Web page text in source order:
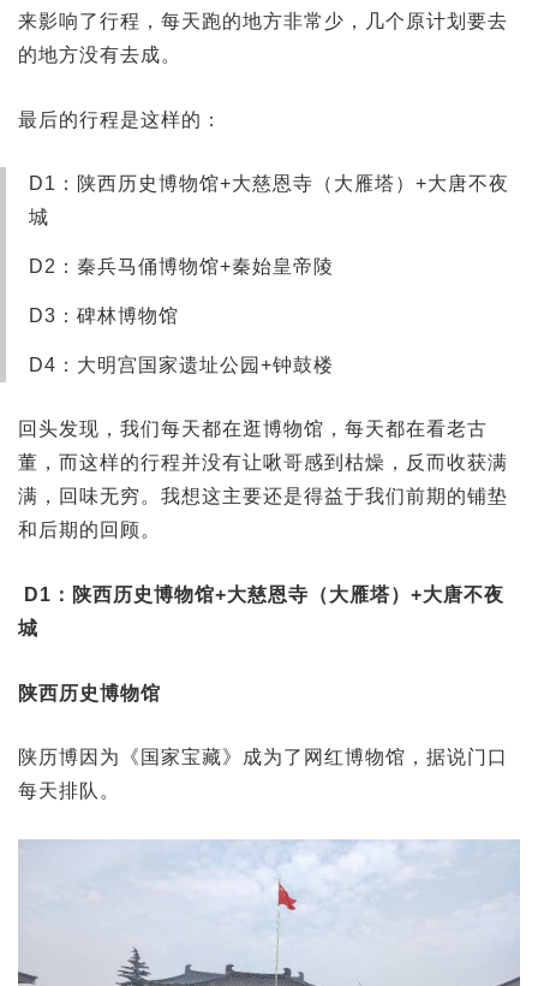
来影响了行程，每天跑的地方非常少，几个原计划要去
的地方没有去成。
最后的行程是这样的：
D1：陕西历史博物馆+大慈恩寺（大雁塔）+大唐不夜
城
D2：秦兵马俑博物馆+秦始皇帝陵
D3：碑林博物馆
D4：大明宫国家遗址公园+钟鼓楼
回头发现，我们每天都在逛博物馆，每天都在看老古
董，而这样的行程并没有让啾哥感到枯燥，反而收获满
满，回味无穷。我想这主要还是得益于我们前期的铺垫
和后期的回顾。
D1：陕西历史博物馆+大慈恩寺（大雁塔）+大唐不夜
城
陕西历史博物馆
陕历博因为《国家宝藏》成为了网红博物馆，据说门口
每天排队。